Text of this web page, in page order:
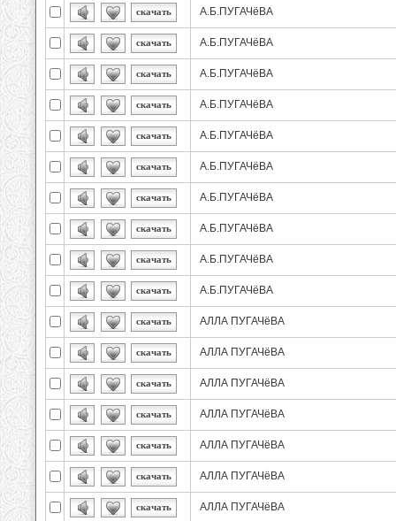
скачать А.Б.ПУГАЧёВА
скачать А.Б.ПУГАЧёВА
скачать А.Б.ПУГАЧёВА
скачать А.Б.ПУГАЧёВА
скачать А.Б.ПУГАЧёВА
скачать А.Б.ПУГАЧёВА
скачать А.Б.ПУГАЧёВА
скачать А.Б.ПУГАЧёВА
скачать А.Б.ПУГАЧёВА
скачать А.Б.ПУГАЧёВА
скачать АЛЛА ПУГАЧёВА
скачать АЛЛА ПУГАЧёВА
скачать АЛЛА ПУГАЧёВА
скачать АЛЛА ПУГАЧёВА
скачать АЛЛА ПУГАЧёВА
скачать АЛЛА ПУГАЧёВА
скачать АЛЛА ПУГАЧёВА